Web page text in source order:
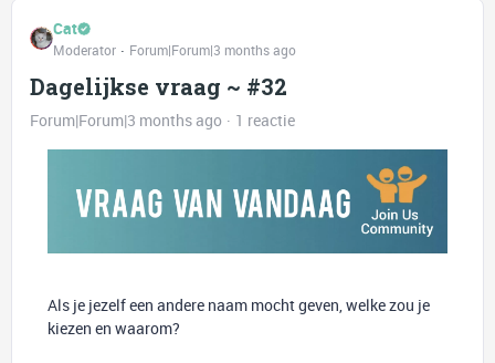
Cat
Moderator Forum|Forum|3 months ago
Dagelijkse vraag ~ #32
Forum|Forum|3 months ago 1 reactie
Als je jezelf een andere naam mocht geven, welke zou je
kiezen en waarom?